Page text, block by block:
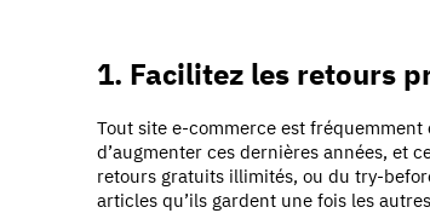
1. Facilitez les retours
Tout site e-commerce est
d’augmenter ces dernières années, et
retours gratuits illimités, ou du try-
articles qu’ils gardent une fois les